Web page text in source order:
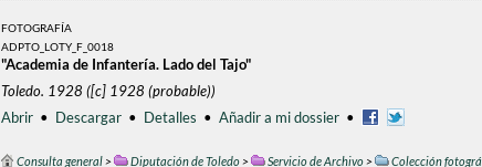
FOTOGRAFÍA
ADPTO_LOTY_F_0018
"Academia de Infantería. Lado del Tajo"
Toledo. 1928 ([c] 1928 (probable))
Abrir • Descargar • Detalles • Añadir a mi dossier •
Consulta general> Diputación de Toledo> Servicio de Archivo> Colección